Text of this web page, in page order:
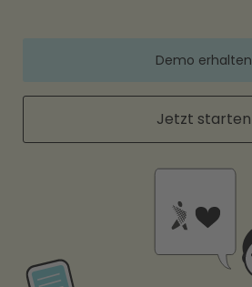
Demo erhalten
Jetzt starten